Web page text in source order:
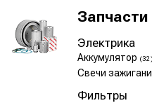
Электрика
Аккумулятор (32)
Свечи
Фильтры